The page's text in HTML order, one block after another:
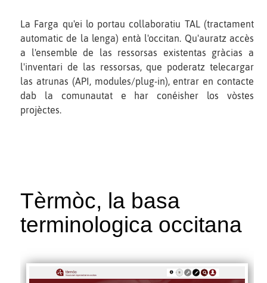
La Farga qu'ei lo portau collaboratiu TAL (tractament
automatic de la lenga) entà l'occitan. Qu'auratz accès
a l'ensemble de las ressorsas existentas gràcias a
l'inventari de las ressorsas, que poderatz telecargar
las atrunas (API, modules/plug-in), entrar en contacte
dab la comunautat e har conéisher los vòstes
projèctes.
Tèrmòc, la basa
terminologica occitana